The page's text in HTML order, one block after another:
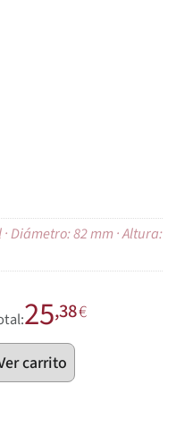
Diámetro: 82 mm · Altura:
25,38€
carrito